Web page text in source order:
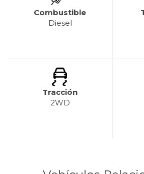
Combustible
Diesel
Tracción
2WD